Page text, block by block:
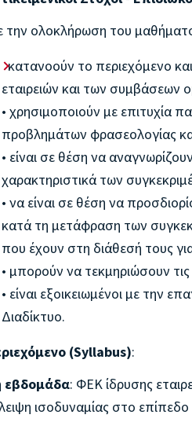
την ολοκλήρωση του
κατανοούν το περιεχόμενο
εταιρειών και των συμβάσεων
• χρησιμοποιούν με επιτυχία
προβλημάτων φρασεολογίας
• είναι σε θέση να
χαρακτηριστικά των
• να είναι σε θέση να
κατά τη μετάφραση των
που έχουν στη διάθεσή τους
• μπορούν να τεκμηριώσουν
• είναι εξοικειωμένοι με την
Διαδίκτυο.
(Syllabus):
εβδομάδα: ΦΕΚ ίδρυσης
ισοδυναμίας στο